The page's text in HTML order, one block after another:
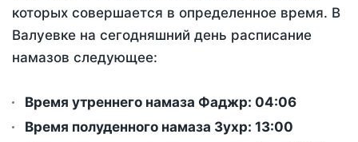
которых совершается в определенное время. В
Валуевке на сегодняшний день расписание
намазов следующее:
Время утреннего намаза Фаджр: 04:06
Время полуденного намаза Зухр: 13:00